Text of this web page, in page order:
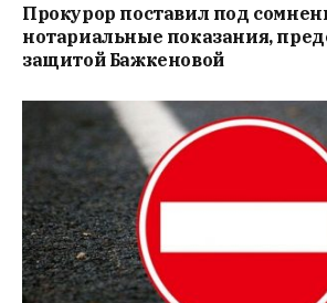
Прокурор поставил под
нотариальные показания,
защитой Бажкеновой